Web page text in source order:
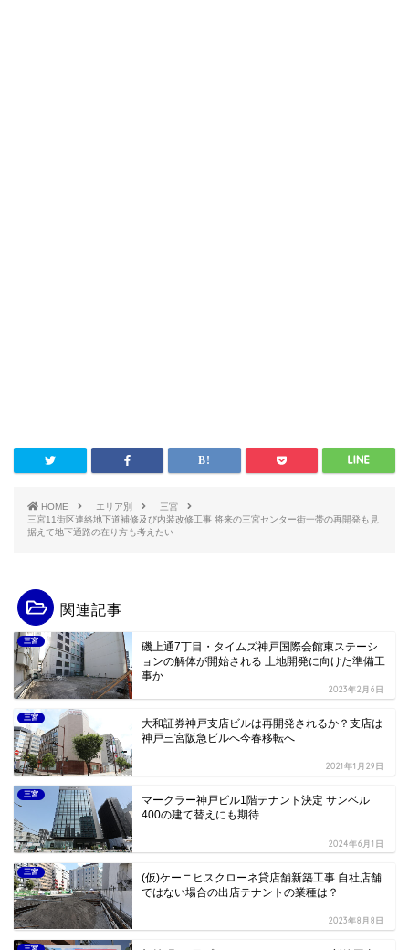
HOME エリア別
三宮
三宮11街区連絡地下道補修及び内装改修工事 将来の三宮センター街一帯の再開発も見
据えて地下通路の在り方も考えたい
関連記事
三宮
磯上通7丁目・タイムズ神戸国際会館東ステーシ
ョンの解体が開始される 土地開発に向けた準備工
事か
2023年2月6日
三宮
大和証券神戸支店ビルは再開発されるか？支店は
神戸三宮阪急ビルへ今春移転へ
2021年1月29日
三宮
マークラー神戸ビル1階テナント決定 サンベル
400の建て替えにも期待
2024年6月1日
三宮
(仮)ケーニヒスクローネ貸店舗新築工事 自社店舗
ではない場合の出店テナントの業種は？
2023年8月8日
三宮